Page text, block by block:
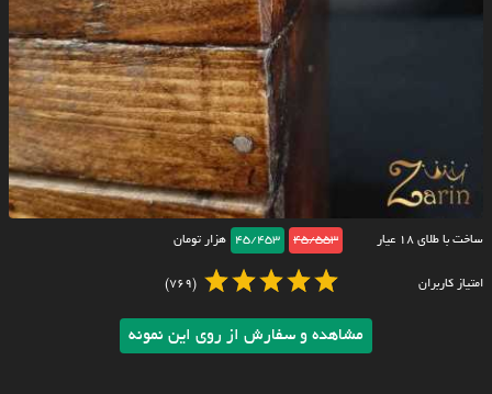
ساخت با طلای ۱۸ عیار 45/553
45/453 هزار تومان
امتیاز کاربران (769)
مشاهده و سفارش از روی این نمونه